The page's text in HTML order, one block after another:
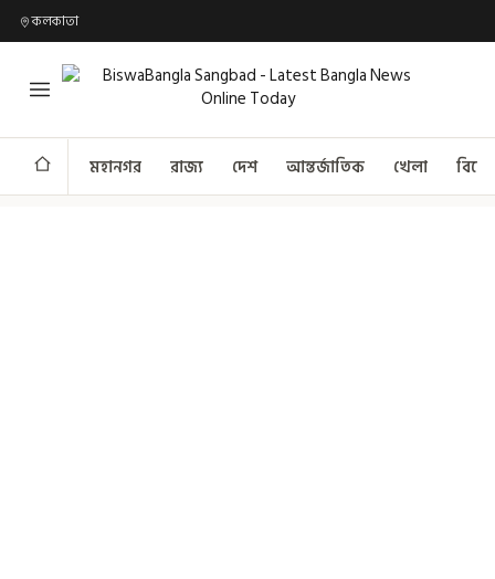
কলকাতা
মহানগর রাজ্য দেশ আন্তর্জাতিক খেলা